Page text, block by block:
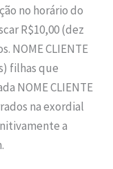
no horário do
R$10,00 (dez
NOME CLIENTE
filhas que
NOME CLIENTE
na exordial
a